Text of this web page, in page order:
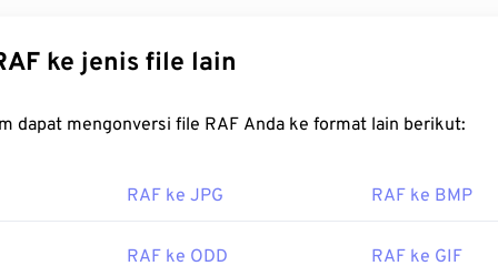
adalah gambar mentah yang berisi dan menyimpan semua
foto diambil. RAF paling umum digunakan untuk
menawarkan fleksibilitas dalam mengembangkan gambar
cara membuka berkas RAF?
untuk membuka RAF adalah MyFinePix Studio, sebuah
RAF ke jenis file lain
FreeConvert.com dapat mengonversi file RAF Anda ke format lain berikut:
RAF ke JPG RAF ke BMP
RAF ke ODD RAF ke GIF